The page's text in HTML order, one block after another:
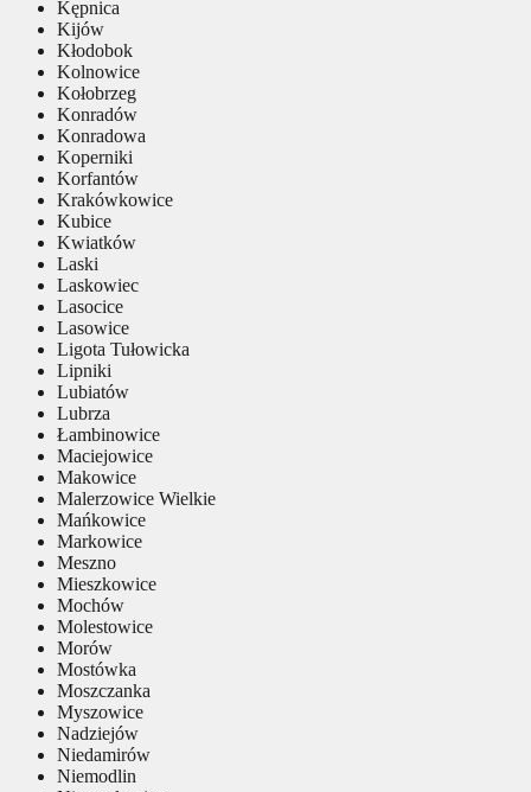
Kępnica
Kijów
Kłodobok
Kolnowice
Kołobrzeg
Konradów
Konradowa
Koperniki
Korfantów
Krakówkowice
Kubice
Kwiatków
Laski
Laskowiec
Lasocice
Lasowice
Ligota Tułowicka
Lipniki
Lubiatów
Lubrza
Łambinowice
Maciejowice
Makowice
Malerzowice Wielkie
Mańkowice
Markowice
Meszno
Mieszkowice
Mochów
Molestowice
Morów
Mostówka
Moszczanka
Myszowice
Nadziejów
Niedamirów
Niemodlin